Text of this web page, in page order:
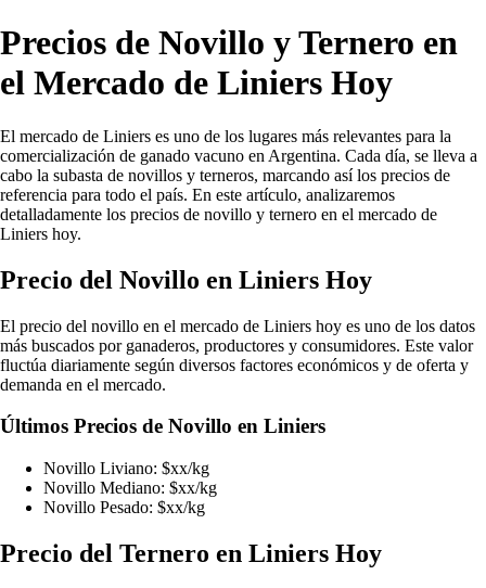
Precios de Novillo y Ternero en
el Mercado de Liniers Hoy
El mercado de Liniers es uno de los lugares más relevantes para la
comercialización de ganado vacuno en Argentina. Cada día, se lleva a
cabo la subasta de novillos y terneros, marcando así los precios de
referencia para todo el país. En este artículo, analizaremos
detalladamente los precios de novillo y ternero en el mercado de
Liniers hoy.
Precio del Novillo en Liniers Hoy
El precio del novillo en el mercado de Liniers hoy es uno de los datos
más buscados por ganaderos, productores y consumidores. Este valor
fluctúa diariamente según diversos factores económicos y de oferta y
demanda en el mercado.
Últimos Precios de Novillo en Liniers
Novillo Liviano: $xx/kg
Novillo Mediano: $xx/kg
Novillo Pesado: $xx/kg
Precio del Ternero en Liniers Hoy